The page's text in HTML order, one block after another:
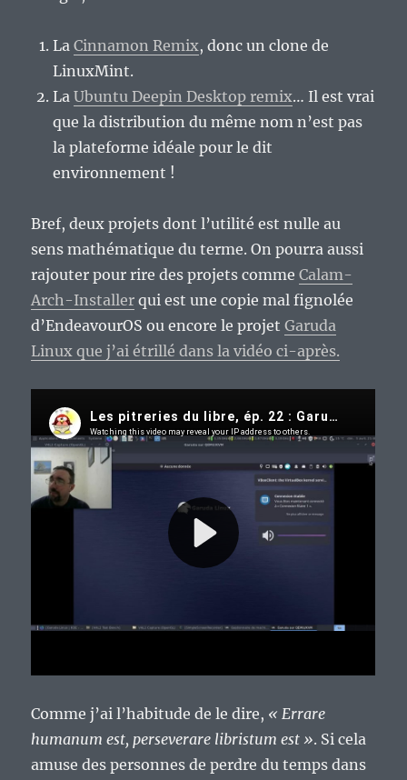
LaCinnamon Remix, donc un clone de
LinuxMint.
LaUbuntu Deepin Desktop remix… Il est vrai
que la distribution du même nom n’est pas
la plateforme idéale pour le dit
environnement !
Bref, deux projets dont l’utilité est nulle au
sens mathématique du terme. On pourra aussi
rajouter pour rire des projets commeCalam-
Arch-Installer qui est une copie mal fignolée
d’EndeavourOS ou encore le projetGaruda
Linux que j’ai étrillé dans la vidéo ci-après.
Comme j’ai l’habitude de le dire, « Errare
humanum est, perseverare libristum est ». Si cela
amuse des personnes de perdre du temps dans